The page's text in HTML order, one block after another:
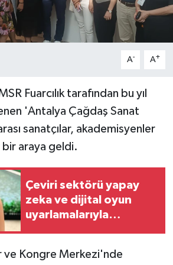
A- A+
Fuarcılık tarafından bu yıl
'Antalya Çağdaş Sanat
sanatçılar, akademisyenler
araya geldi.
Çeviri sektörü yapay
zeka ve dijital oyun
uyarlamalarıyla
ve Kongre Merkezi'nde